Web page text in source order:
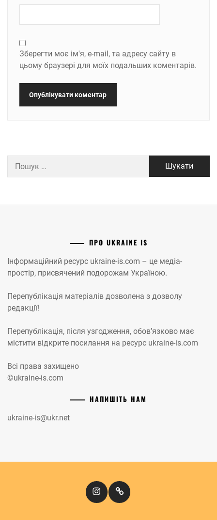
Зберегти моє ім'я, e-mail, та адресу сайту в
цьому браузері для моїх подальших коментарів.
ПРО UKRAINE IS
Інформаційний ресурс ukraine-is.com – це медіа-
простір, присвячений подорожам Україною.
Перепублікація матеріалів дозволена з дозволу
редакції!
Перепублікація, після узгодження, обов’язково має
містити відкрите посилання на ресурс ukraine-is.com
Всі права захищено
©ukraine-is.com
НАПИШІТЬ НАМ
ukraine-is@ukr.net
InstagramКіномандри